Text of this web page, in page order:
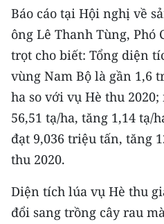
E-Magazine
Video
Media Chính trị
Media Kinh tế
Media Văn hóa
Media Pháp luật
Báo cáo tại Hội nghị về
ông Lê Thanh Tùng, Phó
trọt cho biết: Tổng diện
vùng Nam Bộ là gần 1,6
ha so với vụ Hè thu
56,51 tạ/ha, tăng 1,14 tạ/
đạt 9,036 triệu tấn, tăng
thu 2020.
Diện tích lúa vụ Hè thu
đổi sang trồng cây rau